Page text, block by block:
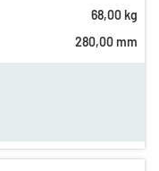
68,00 kg
280,00 mm